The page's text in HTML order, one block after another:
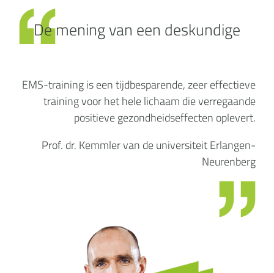
EMS-training is een tijdbesparende, zeer effectieve
training voor het hele lichaam die verregaande
positieve gezondheidseffecten oplevert.
Prof. dr. Kemmler van de universiteit Erlangen-
Neurenberg
De mening van een deskundige